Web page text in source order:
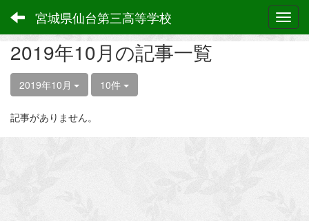
宮城県仙台第三高等学校
2019年10月の記事一覧
2019年10月 10件
記事がありません。